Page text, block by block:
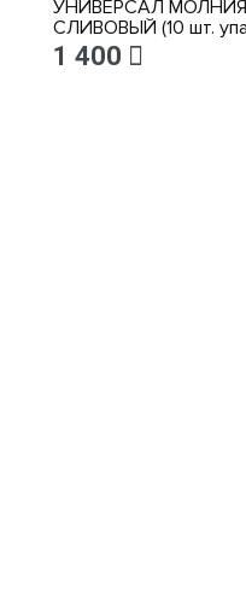
УНИВЕРСАЛ
СЛИВОВЫЙ (10 шт.
1 400